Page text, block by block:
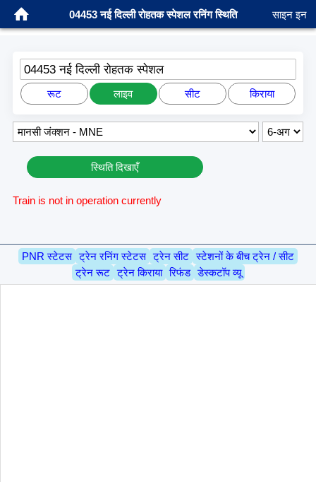
04453 नई दिल्ली रोहतक स्पेशल रनिंग स्थिति साइन इन
04453 नई दिल्ली रोहतक स्पेशल
रूट लाइव सीट किराया
स्थिति दिखाएँ
Train is not in operation currently
PNR स्टेटस ट्रेन रनिंग स्टेटस ट्रेन सीट स्टेशनों के बीच ट्रेन / सीट
ट्रेन रूट ट्रेन किराया रिफंड डेस्कटॉप व्यू